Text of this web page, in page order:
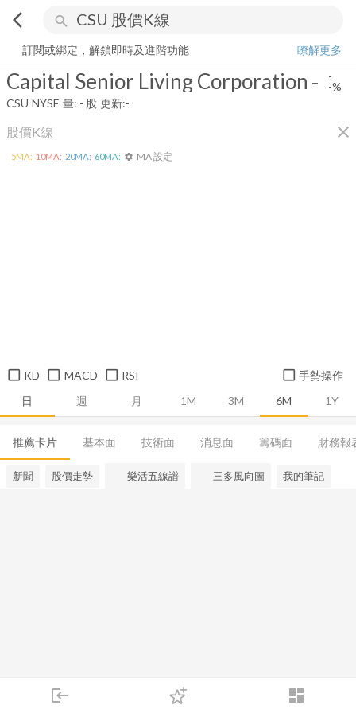
arrow_back_ios search
login dashboard
下單
Capital Senior Living Corporation
訂閱或綁定，解鎖即時及進階功能
瞭解更多
Capital Senior Living Corporation - -
-%
CSU NYSE 量: - 股 更新:-
股價K線 close
日 週 月 1M 3M 6M 1Y
5MA: 10MA: 20MA: 60MA: settings MA 設定
KD MACD RSI 手勢操作
推薦卡片 基本面 技術面 消息面 籌碼面 財務報
新聞 股價走勢 樂活五線譜 三多風向圖 我的筆記